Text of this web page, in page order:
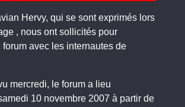
Hervy, qui se sont exprimés lors
, nous ont sollicités pour
avec les internautes de
mercredi, le forum a lieu
10 novembre 2007 à partir de